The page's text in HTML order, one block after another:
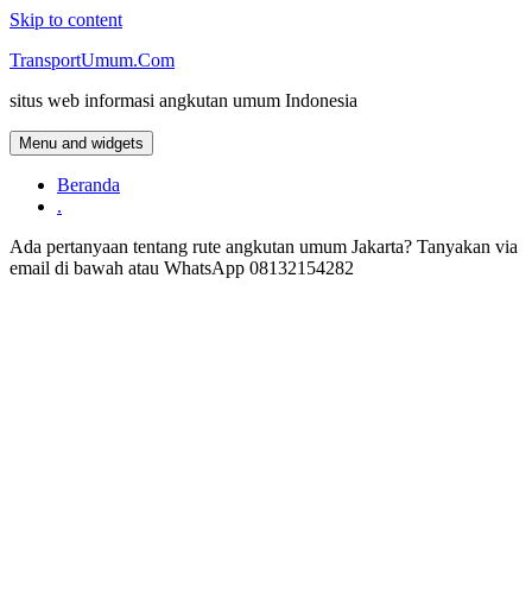
Skip to content
TransportUmum.Com
situs web informasi angkutan umum Indonesia
Menu and widgets
Beranda
.
Ada pertanyaan tentang rute angkutan umum Jakarta? Tanyakan via
email di bawah atau WhatsApp 08132154282